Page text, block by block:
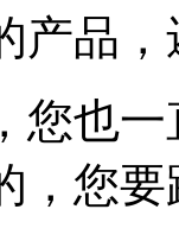
产品
您也
，您